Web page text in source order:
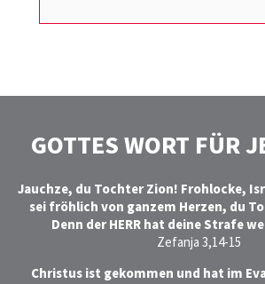
GOTTES WORT FÜR
Jauchze, du Tochter Zion! Frohlocke,
sei fröhlich von ganzem Herzen, du
Denn der HERR hat deine Strafe
Zefanja 3,14-15
Christus ist gekommen und hat im